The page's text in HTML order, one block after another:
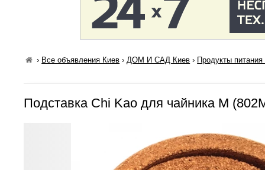
› Все объявления Киев ›ДОМ И САД Киев › Продукты
Подставка Chi Kao для чайника M